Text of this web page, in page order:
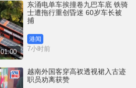
01:00
东涌电单车挨撞卷九巴车底 铁骑
士遭拖行重创昏迷 60岁车长被
捕
港闻
7小时前
越南外国客穿高衩透视裙入古迹
职员劝离获赞